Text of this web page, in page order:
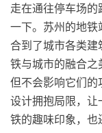
走在通往停车场
一下。苏州的地铁
合到了城市各类
铁与城市的融合之
但不会影响它们的
设计拥抱局限，
铁的趣味印象，也